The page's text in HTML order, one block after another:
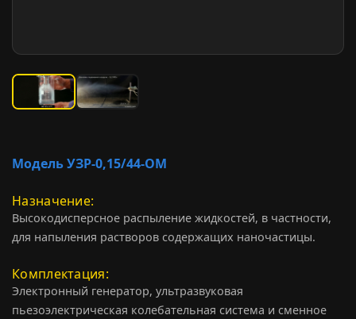
Модель УЗР-0,15/44-ОМ
Назначение
Высокодисперсное распыление жидкостей, в частности,
для напыления растворов содержащих наночастицы.
Комплектация
Электронный генератор, ультразвуковая
пьезоэлектрическая колебательная система и сменное